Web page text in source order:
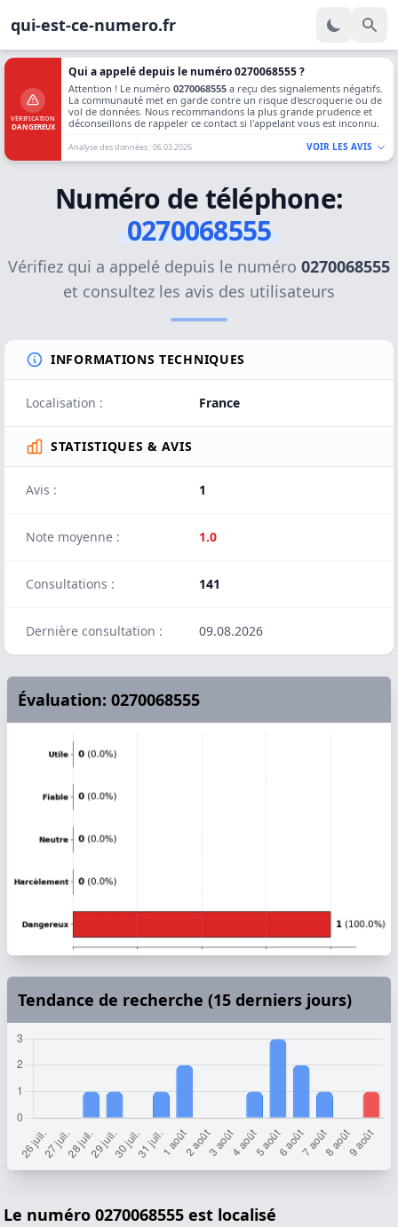
qui-est-ce-numero.fr
VÉRIFICATION
DANGEREUX
Qui a appelé depuis le numéro 0270068555 ?
Attention ! Le numéro 0270068555 a reçu des signalements négatifs.
La communauté met en garde contre un risque d'escroquerie ou de
vol de données. Nous recommandons la plus grande prudence et
déconseillons de rappeler ce contact si l'appelant vous est inconnu.
Analyse des données : 06.03.2026 VOIR LES AVIS
Numéro de téléphone:
0270068555
Vérifiez qui a appelé depuis le numéro 0270068555
et consultez les avis des utilisateurs
INFORMATIONS TECHNIQUES
Localisation : France
STATISTIQUES & AVIS
Avis : 1
Note moyenne : 1.0
Consultations : 141
Dernière consultation : 09.08.2026
Évaluation: 0270068555
Tendance de recherche (15 derniers jours)
Le numéro 0270068555 est localisé